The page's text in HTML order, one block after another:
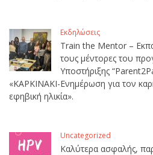
Εκδηλώσεις
Train the Mentor –
τους μέντορες του
Υποστήριξης
«ΚΑΡΚΙΝΑΚΙ-Ενημέρωση για τον
εφηβική ηλικία».
Uncategorized
Καλύτερα ασφαλής,